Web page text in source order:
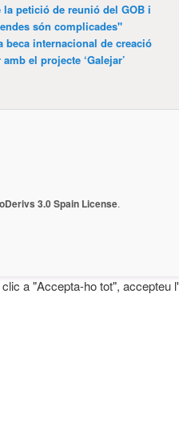
petició de reunió del GOB i
són complicades"
beca internacional de creació
el projecte ‘Galejar’
3.0 Spain License.
a "Accepta-ho tot", accepteu